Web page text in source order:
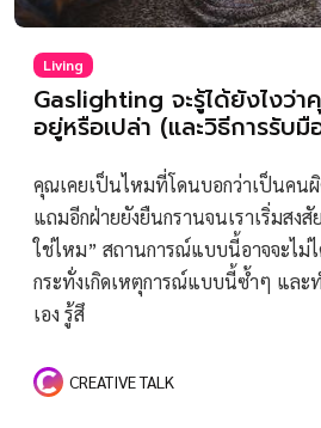
Living
Gaslighting จะรู้ได้ยังไงว่
อยู่หรือเปล่า (และวิธีการรับมื
คุณเคยเป็นไหมที่โดนบอกว่าเป็นคน
แถมอีกฝ่ายยังยืนกรานจนเราเริ่มสง
ใช่ไหม” สถานการณ์แบบนี้อาจจะไม่
กระทั่งเกิดเหตุการณ์แบบนี้ซ้ำๆ และ
เอง รู้สึ
CREATIVE TALK